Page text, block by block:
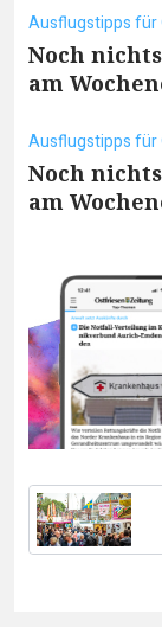
Ausflugstipps für
Noch
am
Ausflugstipps für
Noch
am